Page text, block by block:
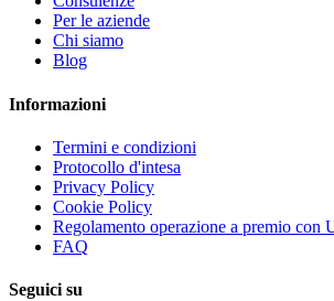
Per le aziende
Chi siamo
Blog
Informazioni
Termini e condizioni
Protocollo d'intesa
Privacy Policy
Cookie Policy
Regolamento operazione a premio con
FAQ
Seguici su